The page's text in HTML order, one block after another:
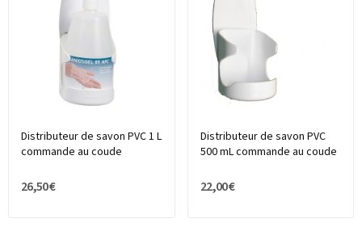
Distributeur de savon PVC 1 L
commande au coude
26,50 €
Distributeur de savon PVC
500 mL commande au coude
22,00 €